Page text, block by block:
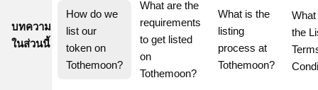
บทความ
ในส่วนนี้
How do we
list our
token on
Tothemoon?
What are the
requirements
to get listed
on
Tothemoon?
What is the
listing
process at
Tothemoon?
What
the